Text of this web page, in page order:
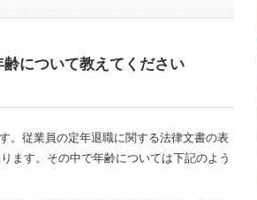
齢について教えてください
。従業員の定年退職に関する法律文書の表
ます。その中で年齢については下記のよう